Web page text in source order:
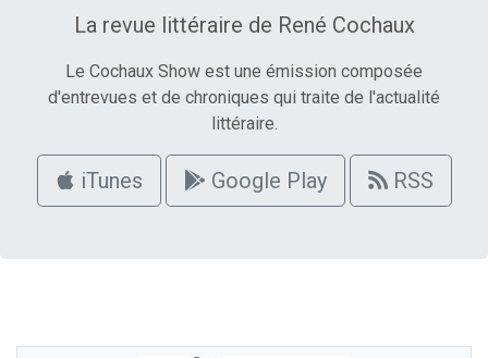
La revue littéraire de René Cochaux
Le Cochaux Show est une émission composée
d'entrevues et de chroniques qui traite de l'actualité
littéraire.
iTunes Google Play RSS